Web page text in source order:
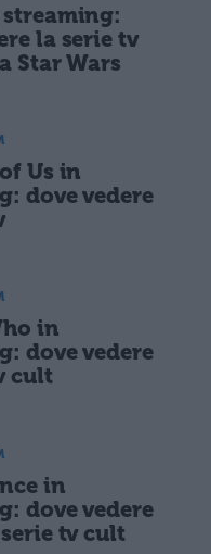
la serie tv
Star Wars
Us in
dove vedere
in
dove vedere
cult
in
dove vedere
tv cult